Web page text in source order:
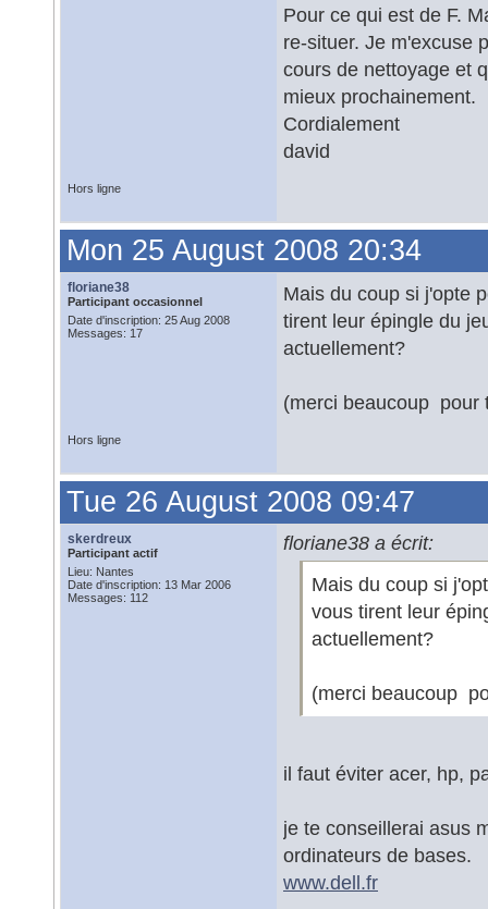
Pour ce qui est de F.
re-situer. Je m'excuse
cours de nettoyage et
mieux prochainement.
Cordialement
david
Hors ligne
Mon 25 August 2008 20:34
floriane38
Participant occasionnel
Date d'inscription: 25 Aug 2008
Messages: 17
Mais du coup si j'opte
tirent leur épingle du
actuellement?
(merci beaucoup pour
Hors ligne
Tue 26 August 2008 09:47
skerdreux
Participant actif
Lieu: Nantes
Date d'inscription: 13 Mar 2006
Messages: 112
floriane38 a écrit:
Mais du coup si
vous tirent leur
actuellement?
(merci beaucoup
il faut éviter acer, hp,
je te conseillerai asus
ordinateurs de bases.
www.dell.fr